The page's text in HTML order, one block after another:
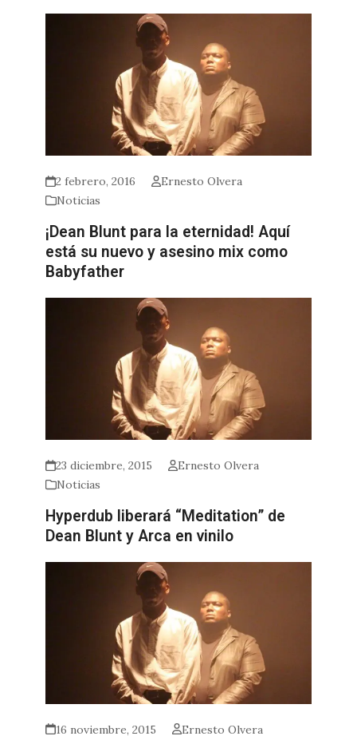
2 febrero, 2016
Ernesto Olvera
Noticias
¡Dean Blunt para la eternidad! Aquí
está su nuevo y asesino mix como
Babyfather
23 diciembre, 2015
Ernesto Olvera
Noticias
Hyperdub liberará “Meditation” de
Dean Blunt y Arca en vinilo
16 noviembre, 2015
Ernesto Olvera